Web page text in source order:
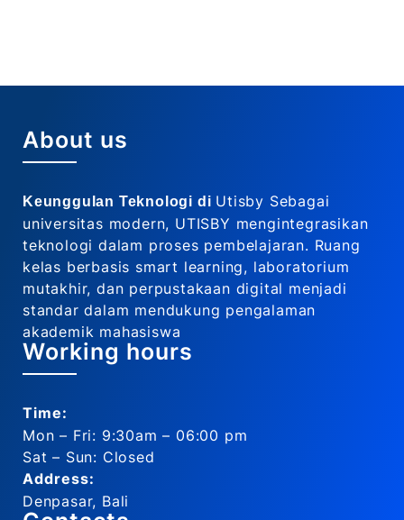
About us
Keunggulan Teknologi di Utisby Sebagai
universitas modern, UTISBY mengintegrasikan
teknologi dalam proses pembelajaran. Ruang
kelas berbasis smart learning, laboratorium
mutakhir, dan perpustakaan digital menjadi
standar dalam mendukung pengalaman
akademik mahasiswa
Working hours
Time:
Mon – Fri: 9:30am – 06:00 pm
Sat – Sun: Closed
Address:
Denpasar, Bali